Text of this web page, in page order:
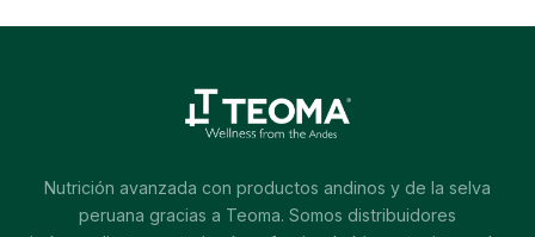
Nutrición avanzada con productos andinos y de la selva
peruana gracias a Teoma. Somos distribuidores